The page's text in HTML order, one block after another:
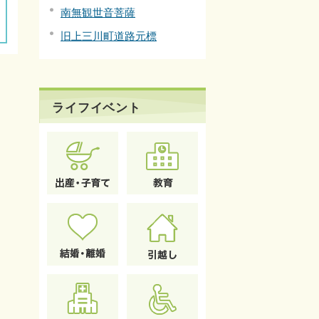
南無観世音菩薩
旧上三川町道路元標
ライフイベント